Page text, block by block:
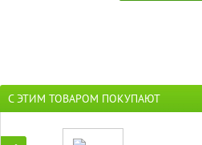
С ЭТИМ ТОВАРОМ ПОКУПАЮТ